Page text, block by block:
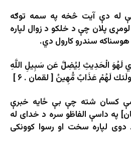
له دې آیت څخه په سمه توګه
پلان چې د خلکو د زوال لپاره
سندرو کارول دي.
لَهُوَ الْحَدِيثِ لِيُضِلَّ عَن سَبِيلِ اللَّهِ
لَهُمْ عَذَابٌ مُّهِينُ [ لقمان . ۶ ]
کسان شته چې بې ځایه خبرې
په داسې الفاظو سره د خدای له
دوی لپاره سخت او رسوا کوونکی